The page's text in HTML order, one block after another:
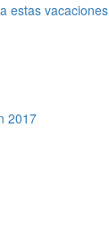
estas vacaciones
2017